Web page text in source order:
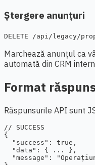
Ștergere anunțuri
DELETE /api/legacy/
Marchează anunțul ca
automată din CRM
Format
Răspunsurile API sunt
// SUCCESS
{
  "success": true,
  "data": { ... },
"message":